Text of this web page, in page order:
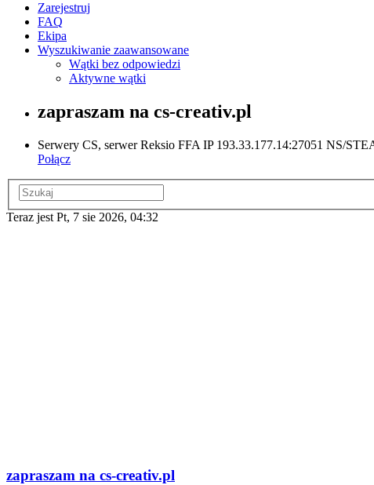
Zarejestruj
FAQ
Ekipa
Wyszukiwanie zaawansowane
Wątki bez odpowiedzi
Aktywne wątki
zapraszam na cs-creativ.pl
Serwery CS, serwer Reksio FFA IP 193.33.177.14:27051 NS/
Połącz
Teraz jest Pt, 7 sie 2026, 04:32
zapraszam na cs-creativ.pl